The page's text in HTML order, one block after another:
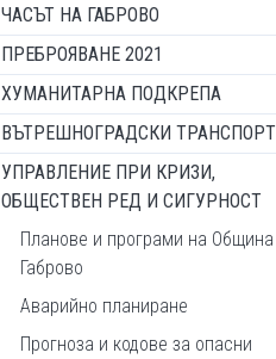
ЧАСЪТ НА ГАБРОВО
ПРЕБРОЯВАНЕ 2021
ХУМАНИТАРНА ПОДКРЕПА
ВЪТРЕШНОГРАДСКИ ТРАНСПОРТ
УПРАВЛЕНИЕ ПРИ КРИЗИ,
ОБЩЕСТВЕН РЕД И СИГУРНОСТ
Планове и програми на Община
Габрово
Аварийно планиране
Прогноза и кодове за опасни